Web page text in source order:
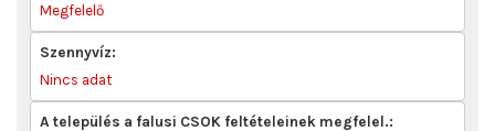
Megfelelő
Szennyvíz:
Nincs adat
A település a falusi CSOK feltételeinek megfelel.: